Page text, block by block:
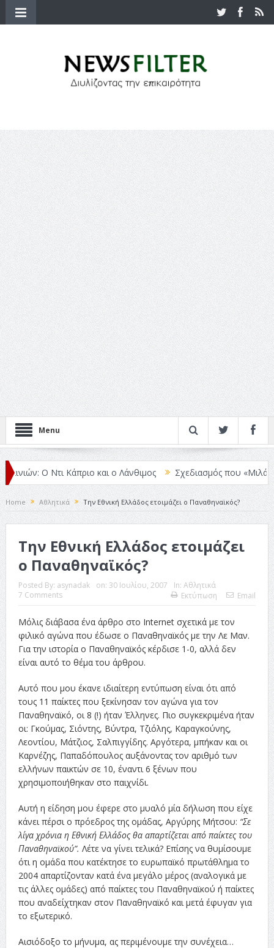
Menu
Ο Ντι Κάπριο και ο Λάνθιμος Σχεδιασμός που «Μιλάει» Χωρίς
Home Αθλητικά Την Εθνική Ελλάδος ετοιμάζει ο Παναθηναϊκός?
Την Εθνική Ελλάδος ετοιμάζει
ο Παναθηναϊκός?
Posted By: asynadak on: 30 Ιουλίου, 2007 In: Αθλητικά
7 Comments
Εκτύπωση Email
Μόλις διάβασα ένα άρθρο στο Internet σχετικά με τον
φιλικό αγώνα που έδωσε ο Παναθηναϊκός με την Λε Μαν.
Για την ιστορία ο Παναθηναϊκός κέρδισε 1-0, αλλά δεν
είναι αυτό το θέμα του άρθρου.
Αυτό που μου έκανε ιδιαίτερη εντύπωση είναι ότι από
τους 11 παίκτες που ξεκίνησαν τον αγώνα για τον
Παναθηναϊκό, οι 8 (!) ήταν Έλληνες. Πιο συγκεκριμένα ήταν
οι: Γκούμας, Σιόντης, Βύντρα, Τζιόλης, Καραγκούνης,
Λεοντίου, Μάτζιος, Σαλπιγγίδης. Αργότερα, μπήκαν και οι
Καρνέζης, Παπαδόπουλος αυξάνοντας τον αριθμό των
ελλήνων παικτών σε 10, έναντι 6 ξένων που
χρησιμοποιήθηκαν στο παιχνίδι.
Αυτή η είδηση μου έφερε στο μυαλό μία δήλωση που είχε
κάνει πέρσι ο πρόεδρος της ομάδας, Αργύρης Μήτσου: “Σε
λίγα χρόνια η Εθνική Ελλάδος θα απαρτίζεται από παίκτες του
Παναθηναϊκού”. Λέτε να γίνει τελικά? Επίσης να θυμίσουμε
ότι η ομάδα που κατέκτησε το ευρωπαϊκό πρωτάθλημα το
2004 απαρτίζονταν κατά ένα μεγάλο μέρος (αναλογικά με
τις άλλες ομάδες) από παίκτες του Παναθηναϊκού ή παίκτες
που αναδείχτηκαν στον Παναθηναϊκό και μετά έφυγαν για
το εξωτερικό.
Αισιόδοξο το μήνυμα, ας περιμένουμε την συνέχεια…